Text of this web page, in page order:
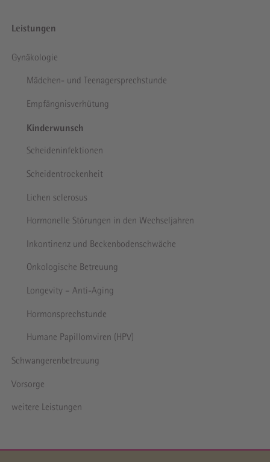
Navigation
Leistungen
Gynäkologie
Mädchen- und Teen­ager­sprech­stunde
Empfängnis­verhütung
Kinder­wunsch
Scheiden­infektionen
Scheiden­trockenheit
Lichen sclerosus
Hormonelle Stör­ungen in den Wechsel­jahren
Inkon­tinenz und Becken­boden­schwäche
Onkologische Betreuung
Longevity – Anti-Aging
Hormon­sprechstunde
Humane Papillomviren (HPV)
Schwangeren­betreuung
Vorsorge
weitere Leistungen